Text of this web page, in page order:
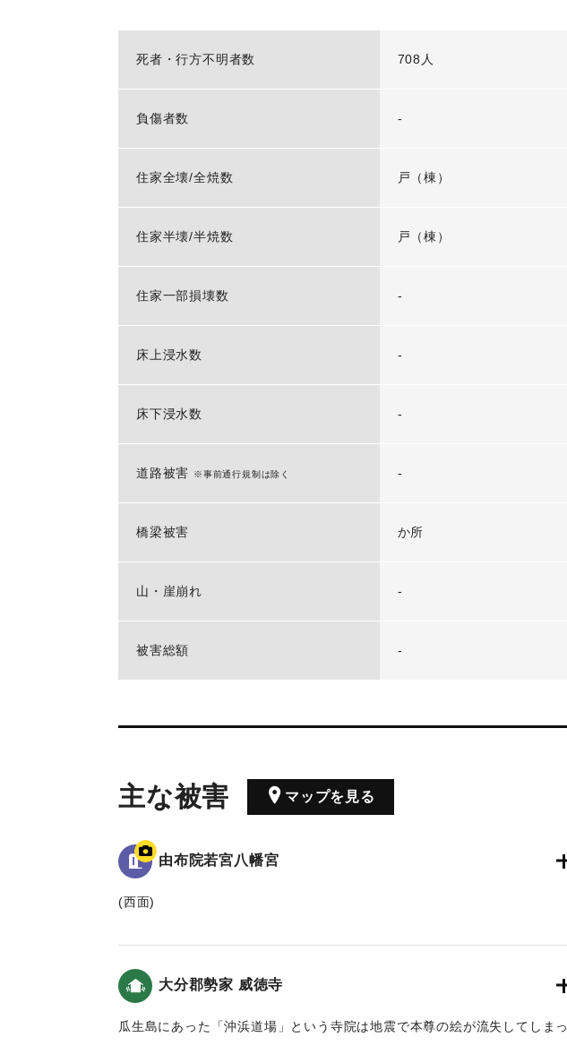
死者・行方不明者数 708人
負傷者数 -
住家全壊/全焼数 戸（棟）
住家半壊/半焼数 戸（棟）
住家一部損壊数 -
床上浸水数 -
床下浸水数 -
道路被害 ※事前通行規制は除く -
橋梁被害 か所
山・崖崩れ -
被害総額 -
主な被害 マップを見る
由布院若宮八幡宮
(西面)
四月耵奉鎮**豊前國宇佐八幡宮之御分霊也 例祭年年八月十五日
以幸奈良田之離宮為恆例 慶長元丙申年七月一日 以往地大震連日連夜
同七日夜風雨暴烈 椿山鳴動數囬終坼崩 山麓之馬場八川之両村流亡
災
大分郡勢家 威徳寺
瓜生島にあった「沖浜道場」という寺院は地震で本尊の絵が流失してしまっ